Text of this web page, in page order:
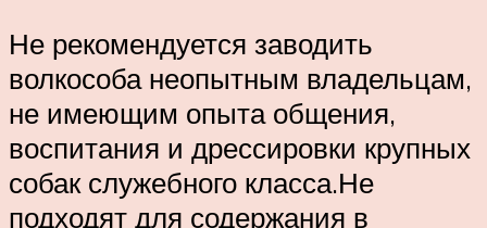
Не рекомендуется заводить
волкособа неопытным владельцам,
не имеющим опыта общения,
воспитания и дрессировки крупных
собак служебного класса.Не
подходят для содержания в